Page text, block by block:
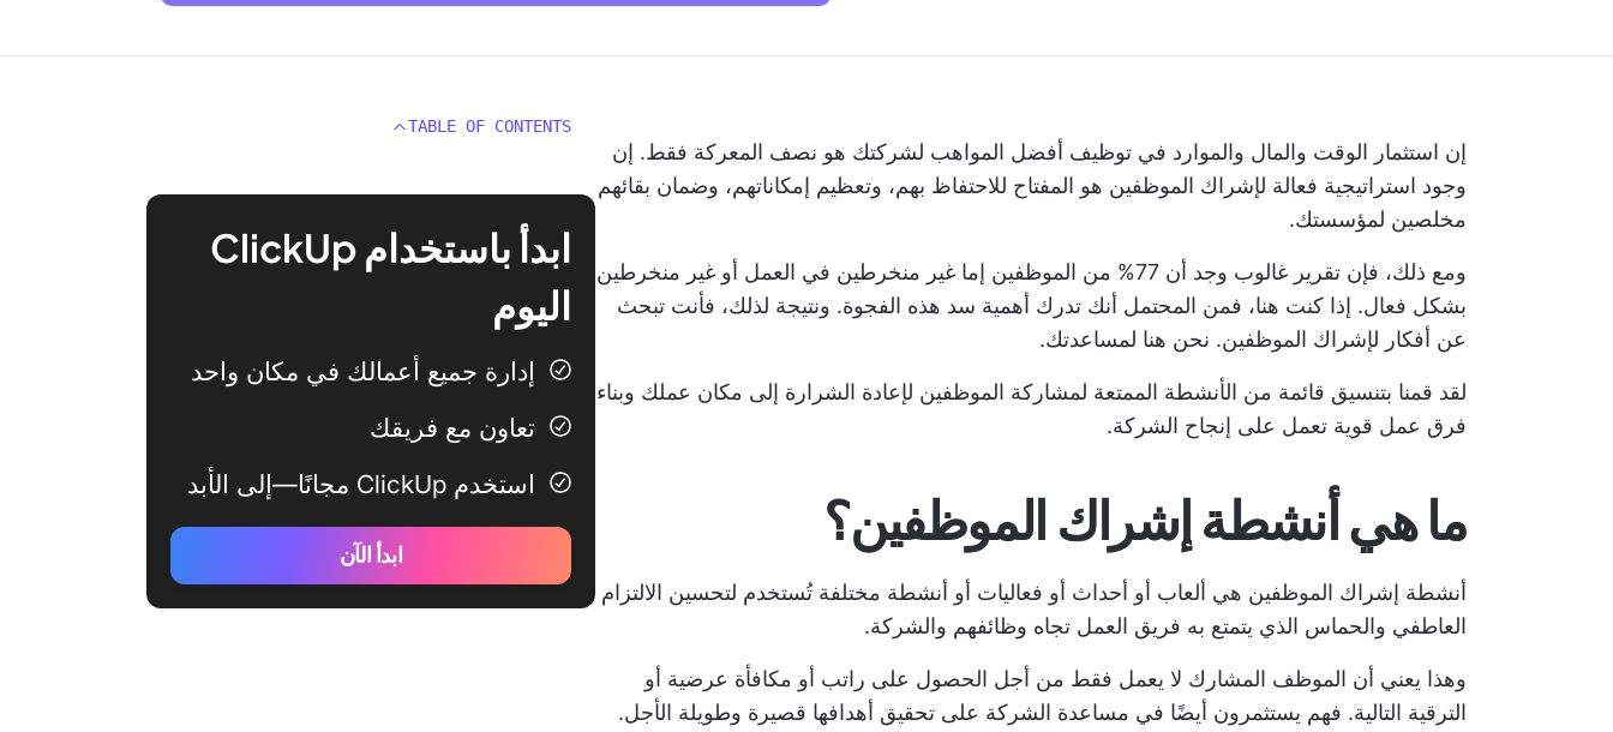
إن استثمار الوقت والمال والموارد في توظيف أفضل المواهب لشركتك هو نصف المعركة فقط. إن
وجود استراتيجية فعالة لإشراك الموظفين هو المفتاح للاحتفاظ بهم، وتعظيم إمكاناتهم، وضمان بقائهم
مخلصين لمؤسستك.
ومع ذلك، فإن تقرير غالوب
وجد أن 77% من الموظفين إما غير منخرطين في العمل أو غير منخرطين
بشكل فعال. إذا كنت هنا، فمن المحتمل أنك تدرك أهمية سد هذه الفجوة. ونتيجة لذلك، فأنت تبحث
عن أفكار لإشراك الموظفين. نحن هنا لمساعدتك.
لقد قمنا بتنسيق قائمة من الأنشطة الممتعة لمشاركة الموظفين لإعادة الشرارة إلى مكان عملك وبناء
فرق عمل قوية تعمل على إنجاح الشركة.
ما هي أنشطة إشراك الموظفين؟
أنشطة إشراك الموظفين هي ألعاب أو أحداث أو فعاليات أو أنشطة مختلفة تُستخدم لتحسين الالتزام
العاطفي والحماس الذي يتمتع به فريق العمل تجاه وظائفهم والشركة.
وهذا يعني أن الموظف المشارك لا يعمل فقط من أجل الحصول على راتب أو مكافأة عرضية أو
الترقية التالية. فهم يستثمرون أيضًا في مساعدة الشركة على تحقيق أهدافها قصيرة وطويلة الأجل.
TABLE OF CONTENTS
ابدأ باستخدام ClickUp
اليوم
إدارة جميع أعمالك في مكان واحد
تعاون مع فريقك
استخدم ClickUp مجانًا—إلى الأبد
ابدأ الآن